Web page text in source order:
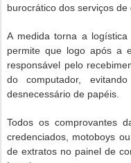
burocrático dos serviços de
A medida torna a
permite que logo após a
responsável pelo
do computador,
desnecessário de papéis.
Todos os comprovantes
credenciados, motoboys
de extratos no painel de